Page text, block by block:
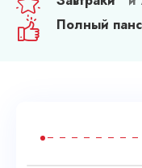
Полный